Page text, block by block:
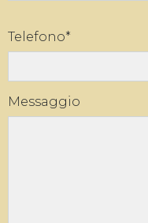
Telefono*
Messaggio